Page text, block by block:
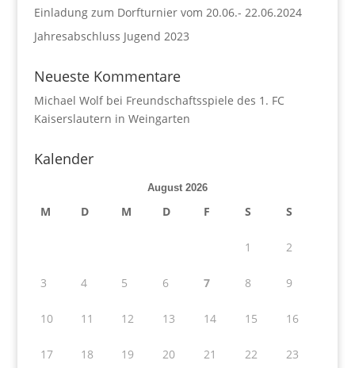
Einladung zum Dorfturnier vom 20.06.- 22.06.2024
Jahresabschluss Jugend 2023
Neueste Kommentare
Michael Wolfbei Freundschaftsspiele des 1. FC
Kaiserslautern in Weingarten
Kalender
August 2026
M D M D F S S
1 2
3 4 5 6 7 8 9
10 11 12 13 14 15 16
17 18 19 20 21 22 23